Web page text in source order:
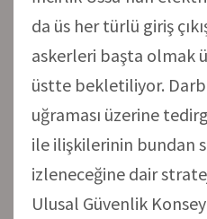
da üs her türlü giriş
askerleri başta olmak
üstte bekletiliyor.
uğraması üzerine
ile ilişkilerinin bundan
izleneceğine dair
Ulusal Güvenlik